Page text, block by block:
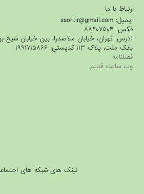
ارتباط با ما
ایمیل: ssori.ir@gmail.com
فکس: ۸۸۶۰۷۵۰۴
آدرس: تهران، خیابان ملاصدرا، بین خیابان شیخ
بانک ملت، پلاک ۱۱۳ کدپستی: ۱۹۹۱۷۱۵۸۶۶
فصلنامه
وب سایت قدیم
لینک های شبکه های